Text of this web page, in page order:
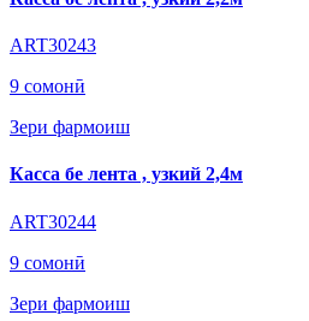
ART30243
9 сомонӣ
Зери фармоиш
Касса бе лента , узкий 2,4м
ART30244
9 сомонӣ
Зери фармоиш